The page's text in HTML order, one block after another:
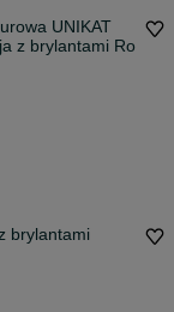
Carska Stara Rosja z brylantami Ro
brylantami